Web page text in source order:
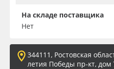
На складе поставщика
Нет
344111, Ростовская
летия Победы пр-кт, дом